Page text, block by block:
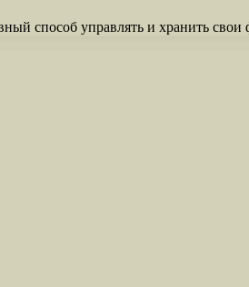
способ управлять и хранить